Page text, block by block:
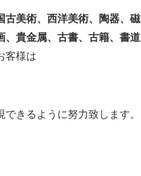
古美術、西洋美術、陶器、磁
、貴金属、古書、古籍、書道
客様は
できるように努力致します。